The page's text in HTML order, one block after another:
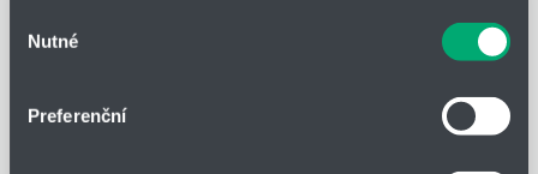
které mohou být přesné na několik metrů
skenování pro konkrétní charakteristiky (otisk prstu)
Zjistěte více o tom, jak zpracováváme vaše osobní
souhlasu
Nutné
Preferenční